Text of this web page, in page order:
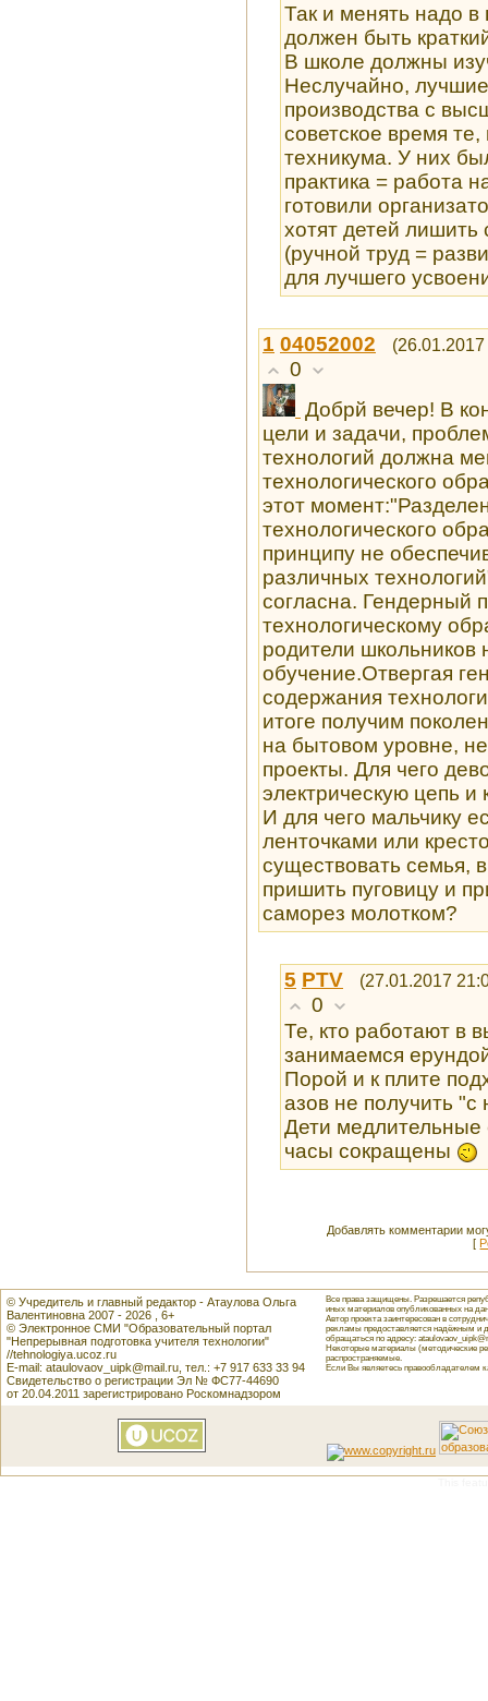
Так и менять надо
должен быть
В школе должны
Неслучайно,
производства с
советское время
техникума. У них
практика = работа
готовили
хотят детей лишить
(ручной труд =
для лучшего
1 04052002
0
Добрй вечер! В
цели и задачи,
технологий должна
технологического
этот момент:"
технологического
принципу не
различных
согласна. Гендерный
технологическому
родители школьников
обучение.Отвергая
содержания
итоге получим
на бытовом уровне,
проекты. Для чего
электрическую цепь и
И для чего мальчику
ленточками или
существовать семья,
пришить пуговицу и
саморез молотком?
5 PTV (27.01.2017
0
Те, кто работают в
занимаемся
Порой и к плите
азов не получить "с
Дети медлительные
часы сокращены
Добавлять комментарии
[
© Учредитель и главный редактор - Атаулова Ольга
Валентиновна 2007 - 2026 , 6+
© Электронное СМИ "Образовательный портал
"Непрерывная подготовка учителя технологии"
//tehnologiya.ucoz.ru
E-mail: ataulovaov_uipk@mail.ru, тел.: +7 917 633 33 94
Свидетельство о регистрации Эл № ФС77-44690
от 20.04.2011 зарегистрировано Роскомнадзором
Все права защищены. Разрешается
иных материалов опубликованных на
Автор проекта заинтересован в
рекламы предоставляется надёжным и
обращаться по адресу:
Некоторые материалы (методические
распространяемые.
Если Вы являетесь правообладателем